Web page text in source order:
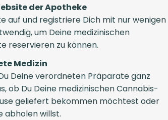
der Apotheke
auf und registriere Dich mit nur wenigen
um Deine medizinischen
reservieren zu können.
Medizin
Deine verordneten Präparate ganz
ob Du Deine medizinischen Cannabis-
geliefert bekommen möchtest oder
abholen willst.